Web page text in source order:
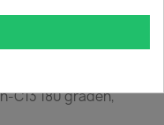
C13 180 graden,